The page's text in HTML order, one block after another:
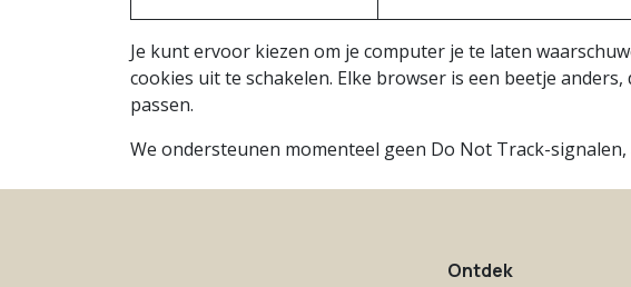
Je kunt ervoor kiezen om je computer je te laten
cookies uit te schakelen. Elke browser is een beetje
passen.
We ondersteunen momenteel geen Do Not Track-
Ontdek